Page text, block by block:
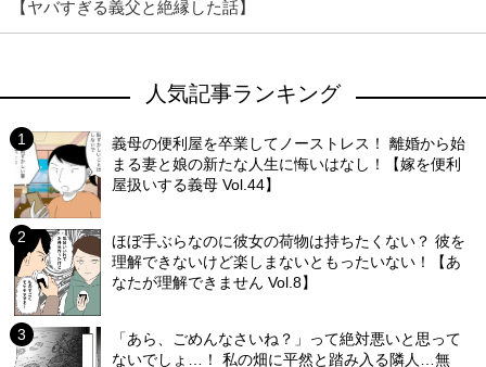
【ヤバすぎる義父と絶縁した話】
人気記事ランキング
義母の便利屋を卒業してノーストレス！ 離婚から始
まる妻と娘の新たな人生に悔いはなし！【嫁を便利
屋扱いする義母 Vol.44】
ほぼ手ぶらなのに彼女の荷物は持ちたくない？ 彼を
理解できないけど楽しまないともったいない！【あ
なたが理解できません Vol.8】
「あら、ごめんなさいね？」って絶対悪いと思って
ないでしょ…！ 私の畑に平然と踏み入る隣人…無